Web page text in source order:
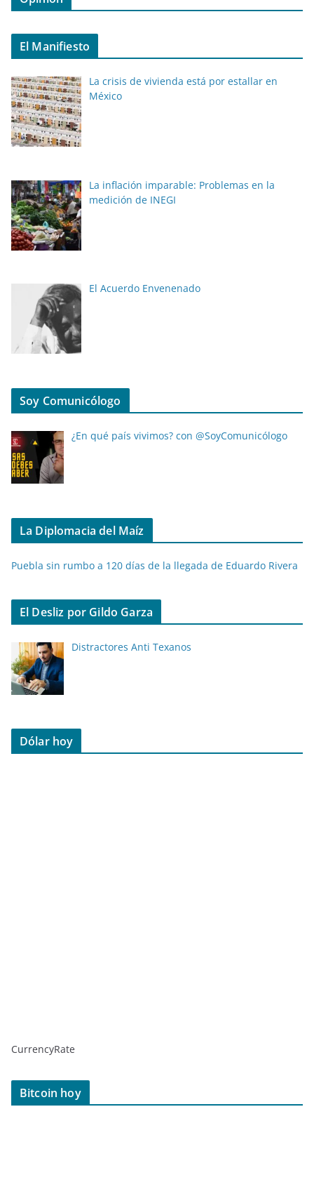
El Manifiesto
La crisis de vivienda está por estallar en
México
La inflación imparable: Problemas en la
medición de INEGI
El Acuerdo Envenenado
Soy Comunicólogo
¿En qué país vivimos? con @SoyComunicólogo
La Diplomacia del Maíz
Puebla sin rumbo a 120 días de la llegada de Eduardo Rivera
El Desliz por Gildo Garza
Distractores Anti Texanos
Dólar hoy
CurrencyRate
Bitcoin hoy